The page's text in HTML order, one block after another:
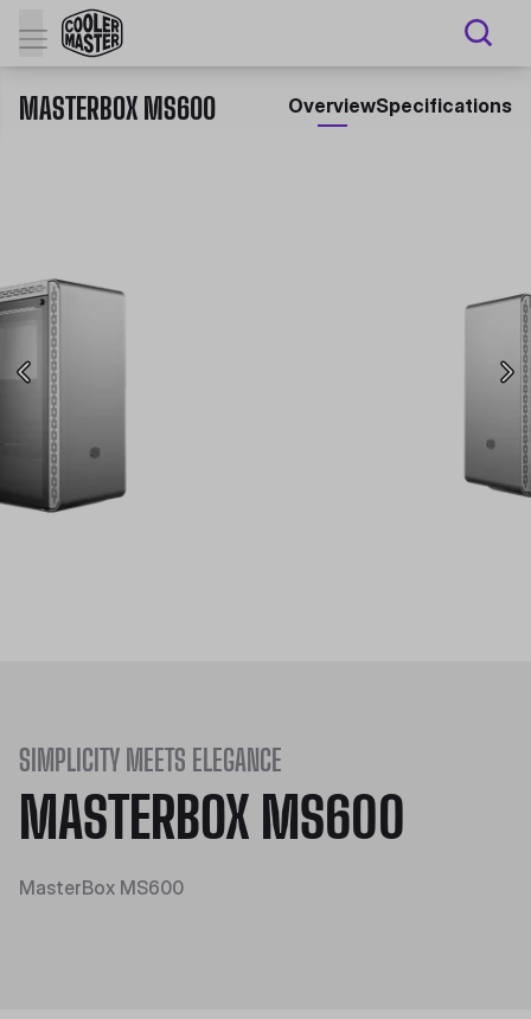
MASTERBOX MS600 OverviewSpecifications
SIMPLICITY MEETS ELEGANCE
MASTERBOX MS600
MasterBox MS600